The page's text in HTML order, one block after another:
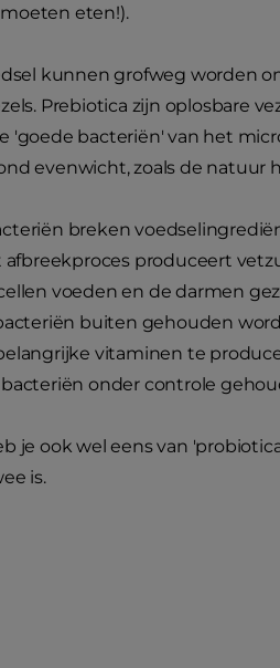
eten!).
kunnen grofweg worden
Prebiotica zijn oplosbare
'goede bacteriën' van het
evenwicht, zoals de natuur
breken
afbreekproces produceert
voeden en de darmen
buiten gehouden
vitaminen te
onder controle
je ook wel eens van
is.